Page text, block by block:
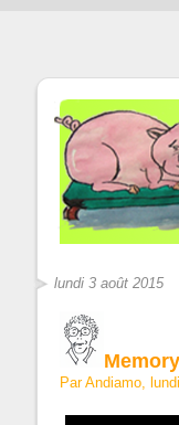
lundi 3 août 2015
Memory
Par Andiamo,